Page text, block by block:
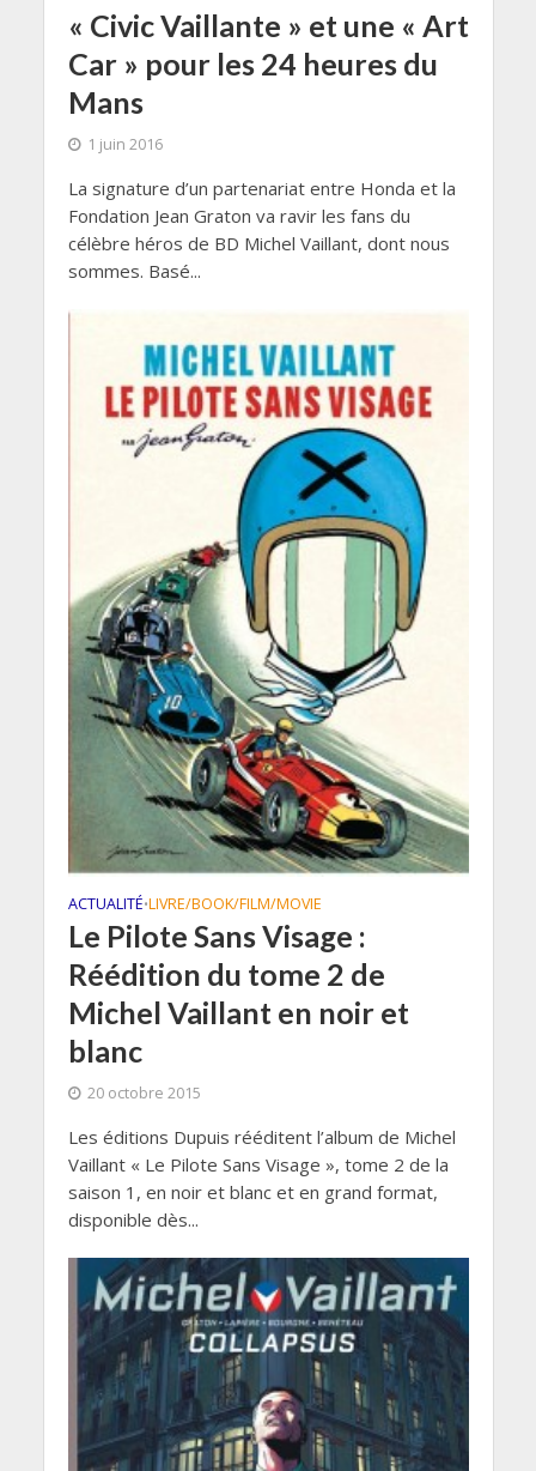
« Civic Vaillante » et une « Art
Car » pour les 24 heures du
Mans
1 juin 2016
La signature d’un partenariat entre Honda et la
Fondation Jean Graton va ravir les fans du
célèbre héros de BD Michel Vaillant, dont nous
sommes. Basé...
ACTUALITÉ•LIVRE/BOOK/FILM/MOVIE
Le Pilote Sans Visage :
Réédition du tome 2 de
Michel Vaillant en noir et
blanc
20 octobre 2015
Les éditions Dupuis rééditent l’album de Michel
Vaillant « Le Pilote Sans Visage », tome 2 de la
saison 1, en noir et blanc et en grand format,
disponible dès...